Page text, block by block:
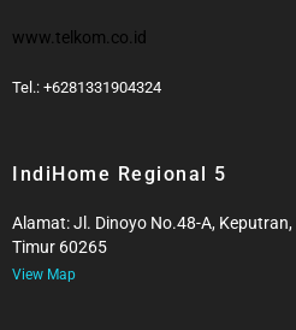
www.telkom.co.id
Tel.: +6281331904324
IndiHome Regional 5
Alamat: Jl. Dinoyo No.48-A,
Timur 60265
View Map